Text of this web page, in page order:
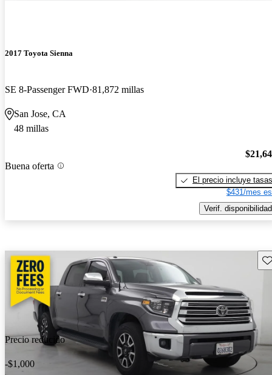
2017 Toyota Sienna
SE 8-Passenger FWD 81,872 millas
San Jose, CA
48 millas
Buena oferta
El precio incluye tasas
$431/mes
Verif. disponibilidad
Precio reducido
-$1,000